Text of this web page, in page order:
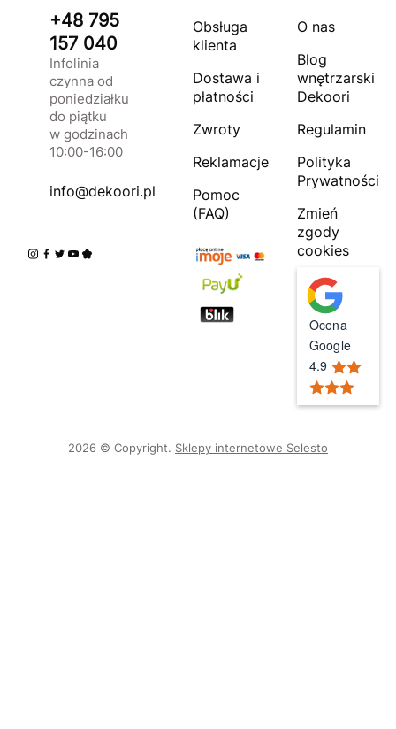
+48 795
157 040
Infolinia
czynna od
poniedziałku
do piątku
w godzinach
10:00-16:00
info@dekoori.pl
Obsługa
klienta
Dostawa i
płatności
Zwroty
Reklamacje
Pomoc
(FAQ)
O nas
Blog
wnętrzarski
Dekoori
Regulamin
Polityka
Prywatności
Zmień
zgody
cookies
Ocena
Google
4.9
2026 © Copyright. Sklepy internetowe Selesto